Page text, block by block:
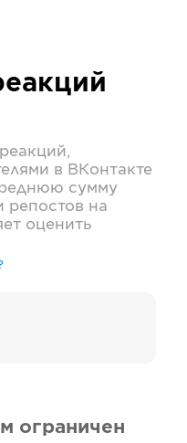
в ВКонтакте
сумму
репостов на
оценить
ограничен